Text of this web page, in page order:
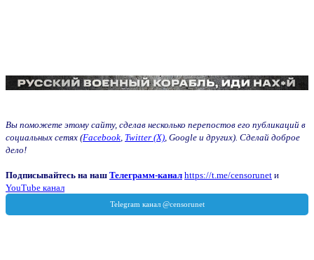
Вы поможете этому сайту, сделав несколько перепостов его публикаций в
социальных сетях (Facebook Twitter (X) , Google и других). Сделай доброе
дело!
Подписывайтесь на наш Телеграмм-канал https://t.me/censorunet и
YouTube канал